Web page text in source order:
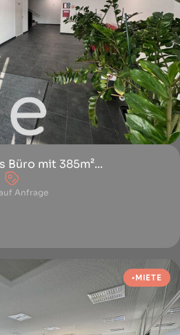
Büro mit 385m²...
Anfrage
MIETE